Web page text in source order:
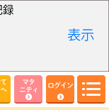
マタ
ニティ
ログイン